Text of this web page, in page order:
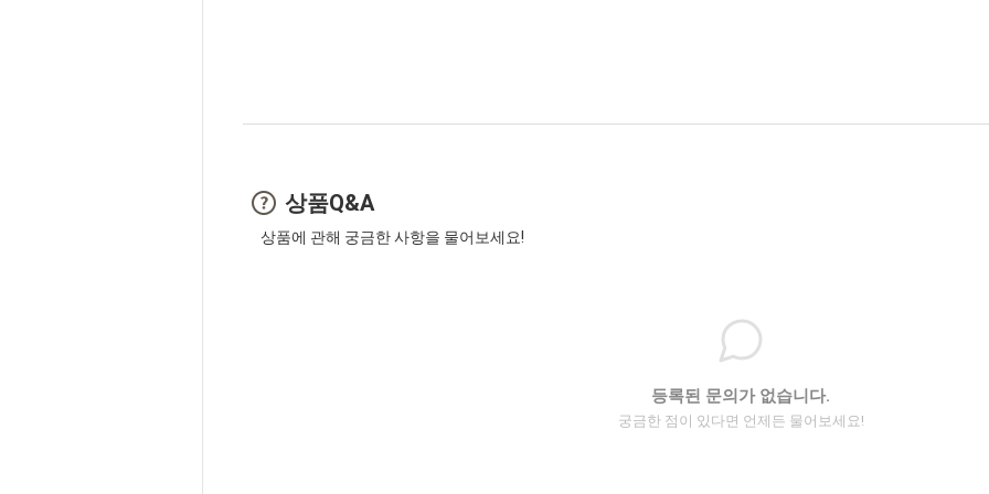
상품Q&A
상품에 관해 궁금한 사항을 물어보세요!
등록된 문의가 없습니다.
궁금한 점이 있다면 언제든 물어보세요!